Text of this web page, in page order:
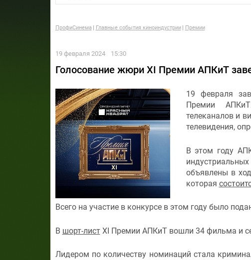
ПрофиСинема Главные события киноиндустрии Премии
19 февраля 2024 15:30
Голосование жюри XI Премии АПКиТ
19 февраля
Премии
телеканалов и
телевидения,
В этом году
объявлены в
которая
Всего на участие в конкурсе в этом году было
В шорт-листXI Премии АПКиТ вошли 34 фильма и
Лидером по количеству номинаций стала